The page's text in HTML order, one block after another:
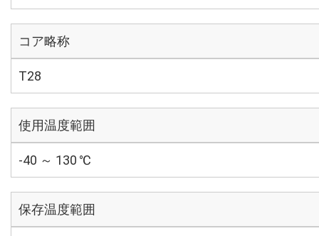
コア略称
T28
使用温度範囲
-40 ～ 130 ℃
保存温度範囲